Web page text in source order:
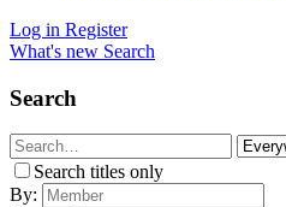
Log in Register
What's new Search
Search
Search titles only
By: